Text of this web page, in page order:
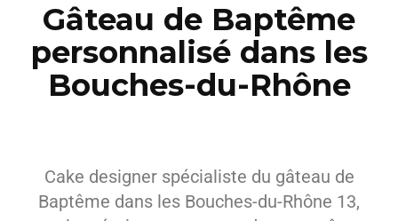
Gâteau de Baptême
personnalisé dans les
Bouches-du-Rhône
Cake designer spécialiste du gâteau de
Baptême dans les Bouches-du-Rhône 13,